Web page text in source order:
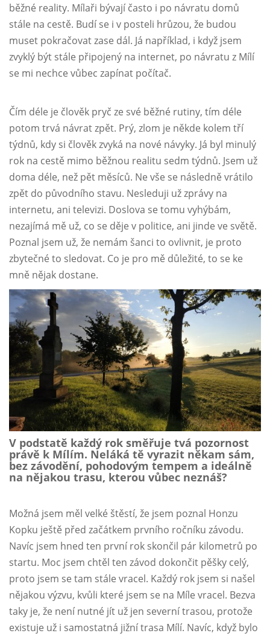
běžné reality. Mílaři bývají často i po návratu domů
stále na cestě. Budí se i v posteli hrůzou, že budou
muset pokračovat zase dál. Já například, i když jsem
zvyklý být stále připojený na internet, po návratu z Mílí
se mi nechce vůbec zapínat počítač.
Čím déle je člověk pryč ze své běžné rutiny, tím déle
potom trvá návrat zpět. Prý, zlom je někde kolem tří
týdnů, kdy si člověk zvyká na nové návyky. Já byl minulý
rok na cestě mimo běžnou realitu sedm týdnů. Jsem už
doma déle, než pět měsíců. Ne vše se následně vrátilo
zpět do původního stavu. Nesleduji už zprávy na
internetu, ani televizi. Doslova se tomu vyhýbám,
nezajímá mě už, co se děje v politice, ani jinde ve světě.
Poznal jsem už, že nemám šanci to ovlivnit, je proto
zbytečné to sledovat. Co je pro mě důležité, to se ke
mně nějak dostane.
V podstatě každý rok směřuje tvá pozornost
právě k Mílím. Neláká tě vyrazit někam sám,
bez závodění, pohodovým tempem a ideálně
na nějakou trasu, kterou vůbec neznáš?
Možná jsem měl velké štěstí, že jsem poznal Honzu
Kopku ještě před začátkem prvního ročníku závodu.
Navíc jsem hned ten první rok skončil pár kilometrů po
startu. Moc jsem chtěl ten závod dokončit pěšky celý,
proto jsem se tam stále vracel. Každý rok jsem si našel
nějakou výzvu, kvůli které jsem se na Míle vracel. Bezva
taky je, že není nutné jít už jen severní trasou, protože
existuje už i samostatná jižní trasa Mílí. Navíc, když bylo